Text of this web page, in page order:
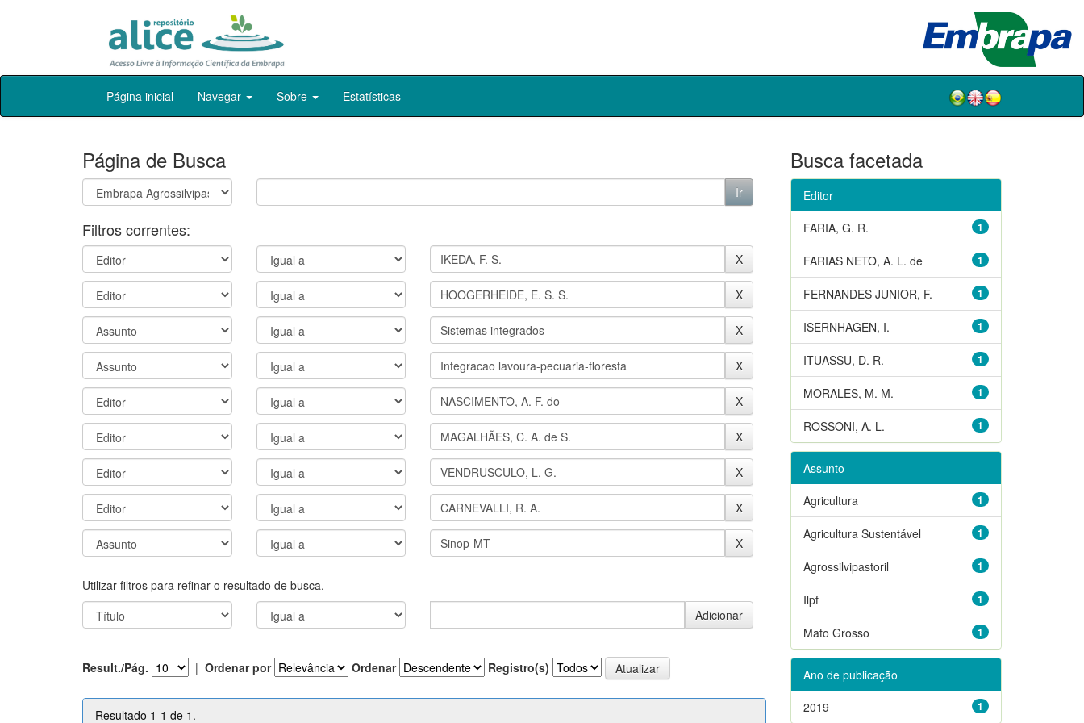
Skip
Página inicial Navegar Sobre Estatísticas
Página de Busca
Filtros correntes:
Utilizar filtros para refinar o resultado de busca.
Result./Pág. | Ordenar por Ordenar Registro(s)
Resultado 1-1 de 1.
Busca facetada
Editor
1
FARIA, G. R.
1
FARIAS NETO, A. L. de
1
FERNANDES JUNIOR, F.
1
ISERNHAGEN, I.
1
ITUASSU, D. R.
1
MORALES, M. M.
1
ROSSONI, A. L.
Assunto
1
Agricultura
1
Agricultura Sustentável
1
Agrossilvipastoril
1
Ilpf
1
Mato Grosso
Ano de publicação
1
2019